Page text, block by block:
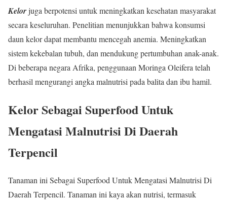
Kelorjuga berpotensi untuk meningkatkan kesehatan masyarakat
secara keseluruhan. Penelitian menunjukkan bahwa konsumsi
daun kelor dapat membantu mencegah anemia. Meningkatkan
sistem kekebalan tubuh, dan mendukung pertumbuhan anak-anak.
Di beberapa negara Afrika, penggunaan Moringa Oleifera telah
berhasil mengurangi angka malnutrisi pada balita dan ibu hamil.
Kelor Sebagai Superfood Untuk
Mengatasi Malnutrisi Di Daerah
Terpencil
Tanaman ini Sebagai Superfood Untuk Mengatasi Malnutrisi Di
Daerah Terpencil. Tanaman ini kaya akan nutrisi, termasuk